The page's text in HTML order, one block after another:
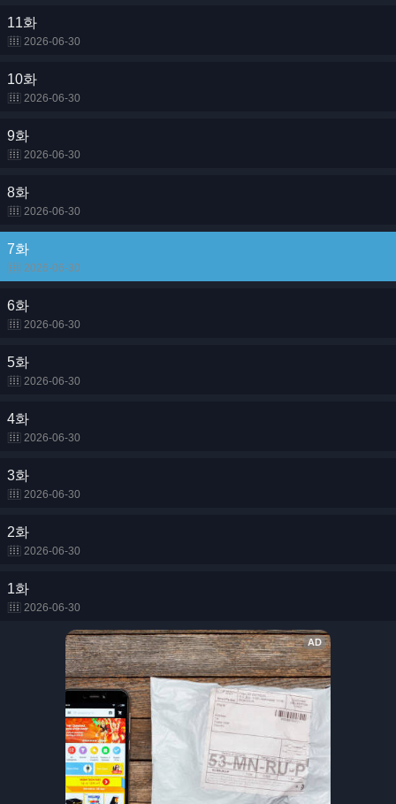
11화
2026-06-30
10화
2026-06-30
9화
2026-06-30
8화
2026-06-30
7화
2026-06-30
6화
2026-06-30
5화
2026-06-30
4화
2026-06-30
3화
2026-06-30
2화
2026-06-30
1화
2026-06-30